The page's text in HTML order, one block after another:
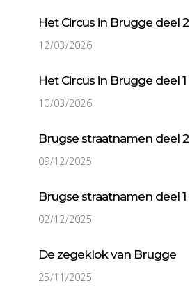
Het Circus in Brugge deel 2
12/03/2026
Het Circus in Brugge deel 1
10/03/2026
Brugse straatnamen deel 2
09/12/2025
Brugse straatnamen deel 1
02/12/2025
De zegeklok van Brugge
25/11/2025